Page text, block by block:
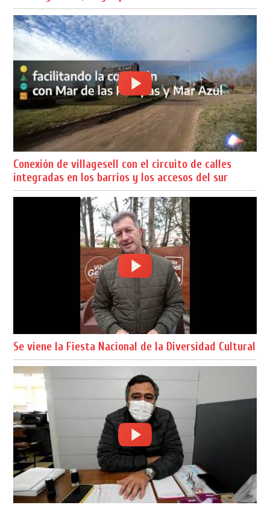
Conexión de villagesell con el circuito de calles
integradas en los barrios y los accesos del sur
Se viene la Fiesta Nacional de la Diversidad Cultural